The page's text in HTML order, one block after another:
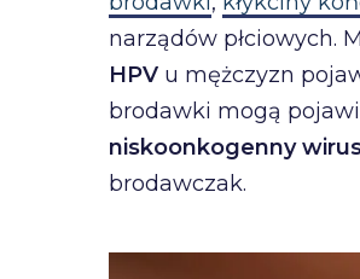
narządów płciowych.
HPV u mężczyzn
brodawki mogą
niskoonkogenny
brodawczak.